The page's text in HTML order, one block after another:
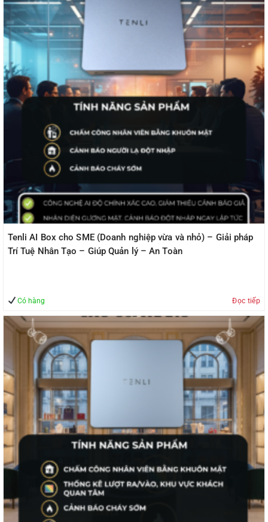
Tenli AI Box cho SME (Doanh nghiệp vừa và nhỏ) – Giải pháp
Trí Tuệ Nhân Tạo – Giúp Quản lý – An Toàn
Có hàng Đọc tiếp